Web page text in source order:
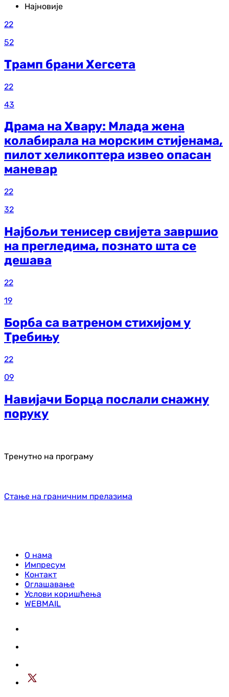
Најновије
22
52
Трамп брани Хегсета
22
43
Драма на Хвару: Млада жена
колабирала на морским стијенама,
пилот хеликоптера извео опасан
маневар
22
32
Најбољи тенисер свијета завршио
на прегледима, познато шта се
дешава
22
19
Борба са ватреном стихијом у
Требињу
22
09
Навијачи Борца послали снажну
поруку
Тренутно на програму
Стање на граничним прелазима
О нама
Импресум
Контакт
Оглашавање
Услови коришћења
WEBMAIL